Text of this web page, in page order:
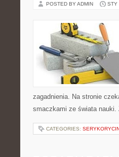
POSTED BY ADMIN STY
zagadnienia. Na stronie
smaczkami ze świata
CATEGORIES: